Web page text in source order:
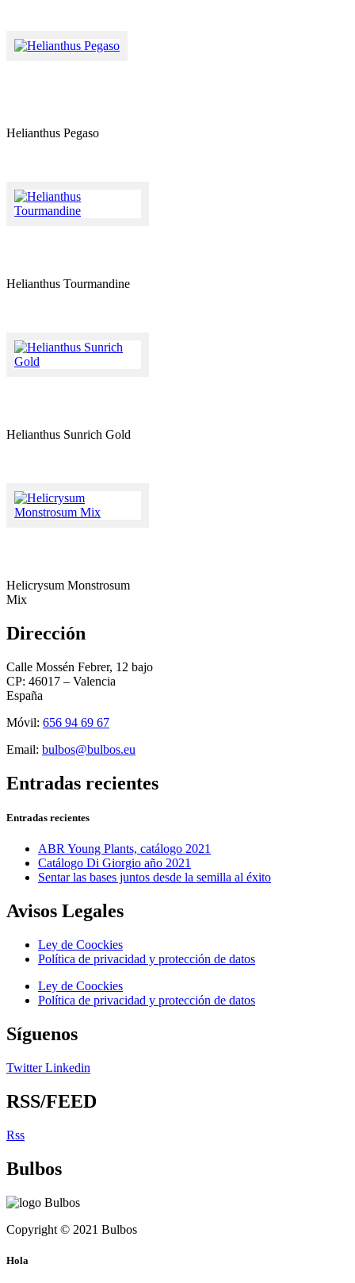
Helianthus Pegaso
Helianthus Tourmandine
Helianthus Sunrich Gold
Helicrysum Monstrosum
Mix
Dirección
Calle Mossén Febrer, 12 bajo
CP: 46017 – Valencia
España
Móvil: 656 94 69 67
Email: bulbos@bulbos.eu
Entradas recientes
Entradas recientes
ABR Young Plants, catálogo 2021
Catálogo Di Giorgio año 2021
Sentar las bases juntos desde la semilla al éxito
Avisos Legales
Ley de Coockies
Política de privacidad y protección de datos
Ley de Coockies
Política de privacidad y protección de datos
Síguenos
Twitter Linkedin
RSS/FEED
Rss
Bulbos
Copyright © 2021 Bulbos
Hola